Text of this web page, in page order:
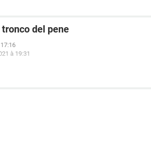
del pene
à 19:31